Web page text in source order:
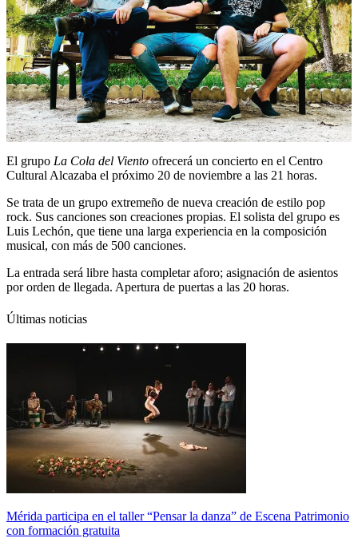
El grupo La Cola del Viento ofrecerá un concierto en el Centro
Cultural Alcazaba el próximo 20 de noviembre a las 21 horas.
Se trata de un grupo extremeño de nueva creación de estilo pop
rock. Sus canciones son creaciones propias. El solista del grupo es
Luis Lechón, que tiene una larga experiencia en la composición
musical, con más de 500 canciones.
La entrada será libre hasta completar aforo; asignación de asientos
por orden de llegada. Apertura de puertas a las 20 horas.
Últimas noticias
Mérida participa en el taller “Pensar la danza” de Escena Patrimonio
con formación gratuita